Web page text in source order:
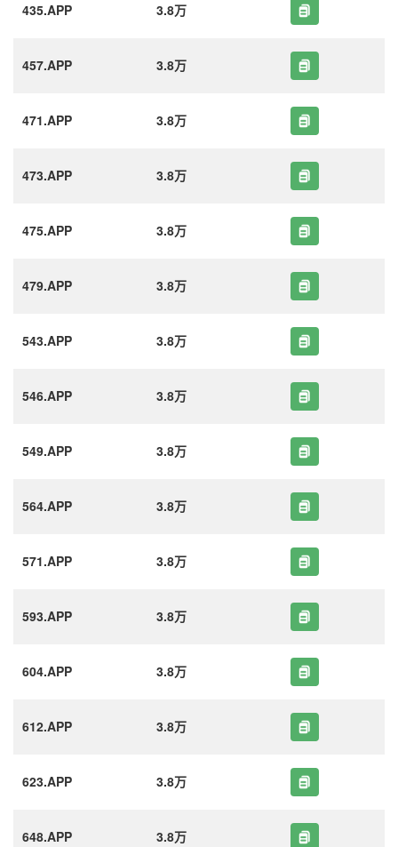
435.APP 3.8万
457.APP 3.8万
471.APP 3.8万
473.APP 3.8万
475.APP 3.8万
479.APP 3.8万
543.APP 3.8万
546.APP 3.8万
549.APP 3.8万
564.APP 3.8万
571.APP 3.8万
593.APP 3.8万
604.APP 3.8万
612.APP 3.8万
623.APP 3.8万
648.APP 3.8万